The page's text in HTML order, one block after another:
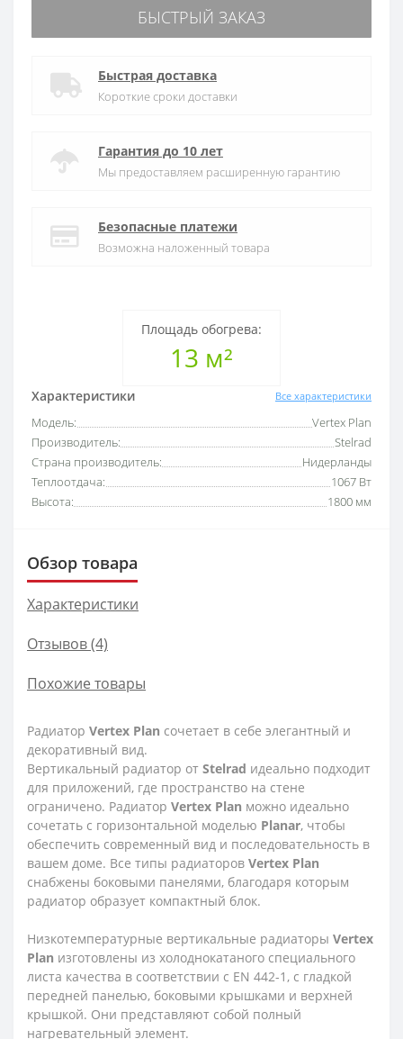
Площадь обогрева:
13 м²
Характеристики Все характеристики
Модель:
Vertex Plan
Производитель:
Stelrad
Страна производитель:
Нидерланды
Теплоотдача:
1067 Вт
Высота:
1800 мм
БЫСТРЫЙ ЗАКАЗ
Быстрая доставка
Короткие сроки доставки
Гарантия до 10 лет
Мы предоставляем расширенную гарантию
Безопасные платежи
Возможна наложенный товара
Обзор товара
Характеристики
Отзывов (4)
Похожие товары
Радиатор Vertex Plan сочетает в себе элегантный и
декоративный вид.
Вертикальный радиатор от Stelrad идеально подходит
для приложений, где пространство на стене
ограничено. Радиатор Vertex Plan можно идеально
сочетать с горизонтальной моделью Planar, чтобы
обеспечить современный вид и последовательность в
вашем доме. Все типы радиаторов Vertex Plan
снабжены боковыми панелями, благодаря которым
радиатор образует компактный блок.
Низкотемпературные вертикальные радиаторы Vertex
Plan изготовлены из холоднокатаного специального
листа качества в соответствии с EN 442-1, с гладкой
передней панелью, боковыми крышками и верхней
крышкой. Они представляют собой полный
нагревательный элемент.